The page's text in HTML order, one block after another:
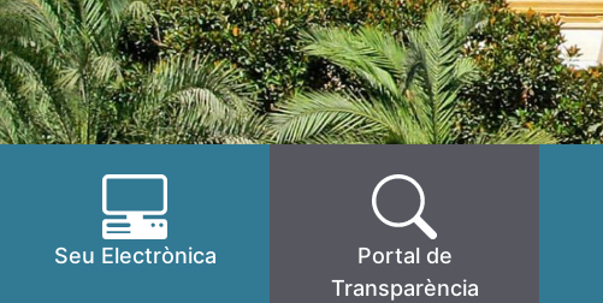
Seu Electrònica
Portal de
Transparència